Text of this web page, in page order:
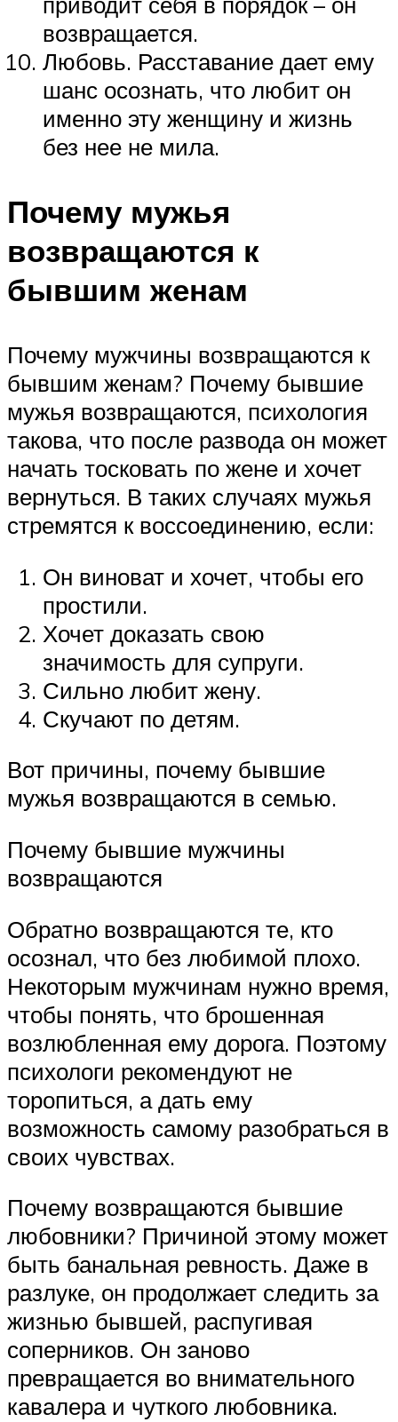
возвращается.
Любовь. Расставание дает ему
шанс осознать, что любит он
именно эту женщину и жизнь
без нее не мила.
Почему мужья
возвращаются к
бывшим женам
Почему мужчины возвращаются к
бывшим женам? Почему бывшие
мужья возвращаются, психология
такова, что после развода он может
начать тосковать по жене и хочет
вернуться. В таких случаях мужья
стремятся к воссоединению, если:
Он виноват и хочет, чтобы его
простили.
Хочет доказать свою
значимость для супруги.
Сильно любит жену.
Скучают по детям.
Вот причины, почему бывшие
мужья возвращаются в семью.
Почему бывшие мужчины
возвращаются
Обратно возвращаются те, кто
осознал, что без любимой плохо.
Некоторым мужчинам нужно время,
чтобы понять, что брошенная
возлюбленная ему дорога. Поэтому
психологи рекомендуют не
торопиться, а дать ему
возможность самому разобраться в
своих чувствах.
Почему возвращаются бывшие
любовники? Причиной этому может
быть банальная ревность. Даже в
разлуке, он продолжает следить за
жизнью бывшей, распугивая
соперников. Он заново
превращается во внимательного
кавалера и чуткого любовника.